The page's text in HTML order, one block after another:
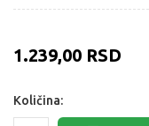
1.239,00 RSD
Količina: